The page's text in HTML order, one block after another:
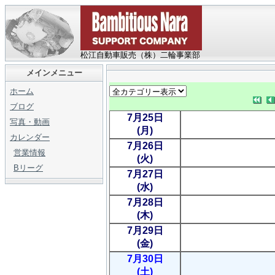
松江自動車販売（株）二輪事業部
メインメニュー
ホーム
ブログ
写真・動画
カレンダー
営業情報
Bリーグ
7月25日
(月)
7月26日
(火)
7月27日
(水)
7月28日
(木)
7月29日
(金)
7月30日
(土)